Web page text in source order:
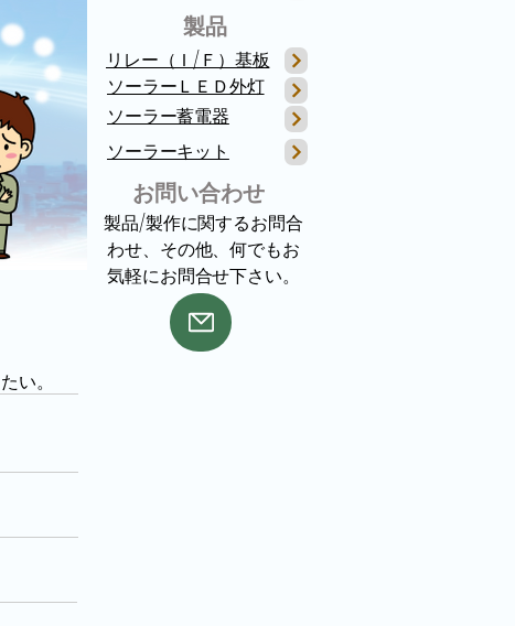
​ソーラー蓄電器
​リレー（Ｉ/Ｆ）基板
​ソーラーＬＥＤ外灯
​ソーラーキット
製品
​お問い合わせ
​製品/製作に関するお問合
わせ、その他、何でもお
気軽にお問合せ下さい。
い。